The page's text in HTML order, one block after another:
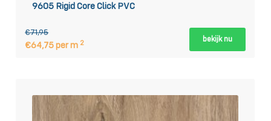
9605 Rigid Core Click PVC
€71,95
€64,75 per m 2 bekijk nu